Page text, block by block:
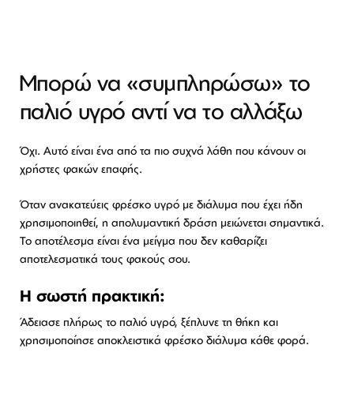
Μπορώ να «συμπληρώσω» το
παλιό υγρό αντί να το αλλάξω
Όχι. Αυτό είναι ένα από τα πιο συχνά λάθη που κάνουν οι
χρήστες φακών επαφής.
Όταν ανακατεύεις φρέσκο υγρό με διάλυμα που έχει ήδη
χρησιμοποιηθεί, η απολυμαντική δράση μειώνεται σημαντικά.
Το αποτέλεσμα είναι ένα μείγμα που δεν καθαρίζει
αποτελεσματικά τους φακούς σου.
Η σωστή πρακτική:
Άδειασε πλήρως το παλιό υγρό, ξέπλυνε τη θήκη και
χρησιμοποίησε αποκλειστικά φρέσκο διάλυμα κάθε φορά.